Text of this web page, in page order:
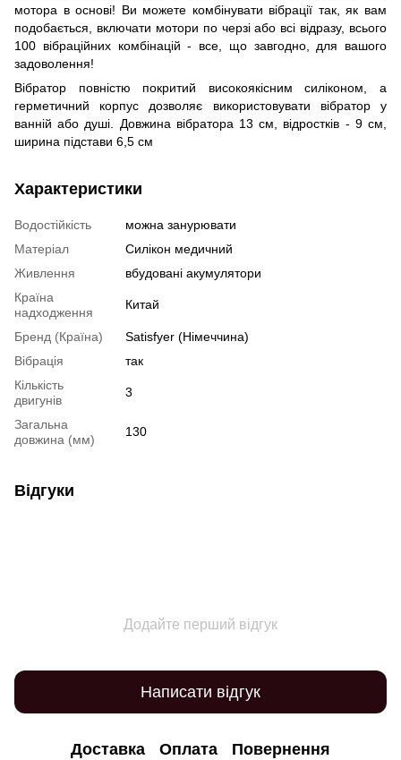
мотора в основі! Ви можете комбінувати вібрації так, як вам
подобається, включати мотори по черзі або всі відразу, всього
100 вібраційних комбінацій - все, що завгодно, для вашого
задоволення!
Вібратор повністю покритий високоякісним силіконом, а
герметичний корпус дозволяє використовувати вібратор у
ванній або душі. Довжина вібратора 13 см, відростків - 9 см,
ширина підстави 6,5 см
Характеристики
Водостійкість
можна занурювати
Матеріал
Силікон медичний
Живлення
вбудовані акумулятори
Країна
надходження
Китай
Бренд (Країна)
Satisfyer (Німеччина)
Вібрація
так
Кількість
двигунів
3
Загальна
довжина (мм)
130
Відгуки
Додайте перший відгук
Написати відгук
Доставка Оплата Повернення